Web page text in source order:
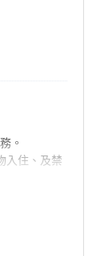
。
入住、及禁
母有渡假